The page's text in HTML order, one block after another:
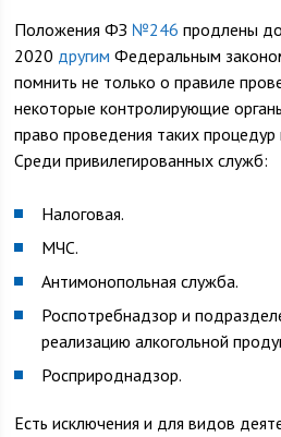
Положения ФЗ №246 продлены
2020 другим Федеральным
помнить не только о правиле
некоторые контролирующие
право проведения таких процедур
Среди привилегированных служб:
Налоговая.
МЧС.
Антимонопольная служба.
Роспотребнадзор и
реализацию алкогольной
Росприроднадзор.
Есть исключения и для видов